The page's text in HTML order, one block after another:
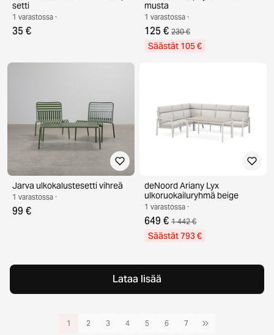
setti
1 varastossa ·
35 €
musta
1 varastossa ·
125 € 230 €
Säästät 105 €
Jarva ulkokalustesetti vihreä
1 varastossa ·
99 €
deNoord Ariany Lyx
ulkoruokailuryhmä beige
1 varastossa ·
649 € 1 442 €
Säästät 793 €
Lataa lisää
1 2 3 4 5 6 7